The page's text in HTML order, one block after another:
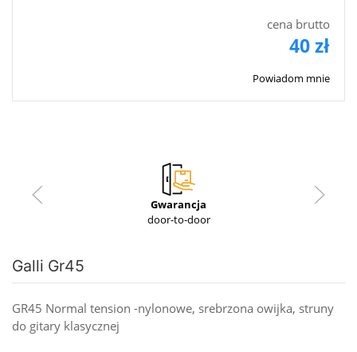
cena brutto
40 zł
Powiadom mnie
Gwarancja
door-to-door
Galli Gr45
GR45 Normal tension -nylonowe, srebrzona owijka, struny
do gitary klasycznej